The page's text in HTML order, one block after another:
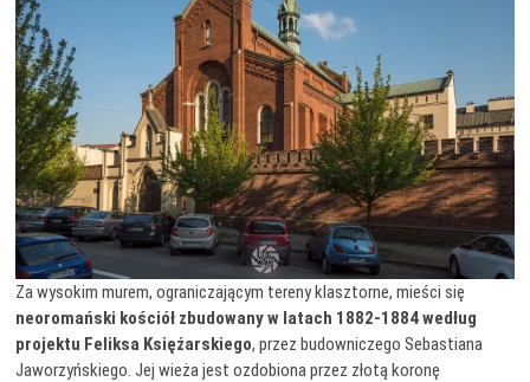
Za wysokim murem, ograniczającym tereny klasztorne, mieści się
neoromański kościół zbudowany w latach 1882-1884 według
projektu Feliksa Księżarskiego, przez budowniczego Sebastiana
Jaworzyńskiego. Jej wieża jest ozdobiona przez złotą koronę